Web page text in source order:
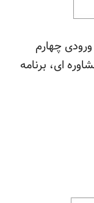
1392 ورودی ورودی چهارم
ای، برنامه